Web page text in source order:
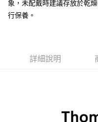
象，未配戴時建議存放於乾
行保養。
詳細說明